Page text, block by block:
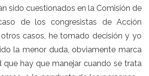
sido cuestionados en la Comisión de
de los congresistas de Acción
otros casos, he tomado decisión y yo
la menor duda, obviamente marca
hay que manejar cuando se trata